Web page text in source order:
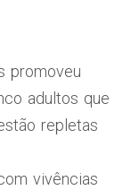
promoveu
adultos que
repletas
vivências